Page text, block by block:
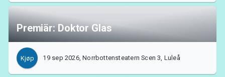
MyTickster
Premiär: Doktor Glas
Kjøp 19 sep 2026, Norrbottensteatern Scen 3, Luleå